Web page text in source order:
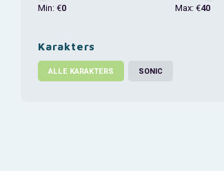
Min: €0 Max: €40
Karakters
ALLE KARAKTERS SONIC